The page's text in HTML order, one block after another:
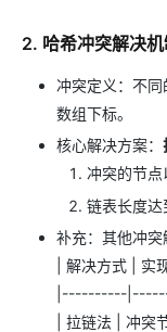
2. 哈希冲突解决机
冲突定义：不
数组下标。
核心解决方案：
冲突的节点
链表长度达
补充：其他冲
| 解决方式 | 实
|----------
| 拉链法 | 冲